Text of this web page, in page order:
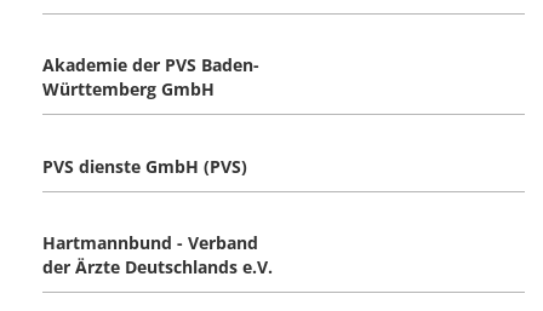
Akademie der PVS Baden-
Württemberg GmbH
PVS dienste GmbH (PVS)
Hartmannbund - Verband
der Ärzte Deutschlands e.V.